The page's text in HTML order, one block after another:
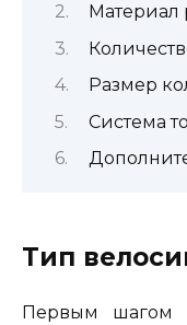
Материал
Размер
Система
Тип
Первым шагом